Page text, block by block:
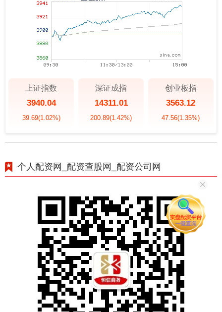
上证指数
3940.04
39.69(1.02%)
深证成指
14311.01
200.89(1.42%)
创业板指
3563.12
47.56(1.35%)
个人配资网_配资查股网_配资公司网